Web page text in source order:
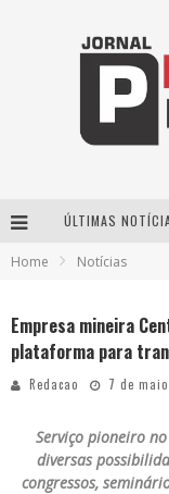
ÚLTIMAS
Home Notícias
Empresa mineira
plataforma para
Redacao 7 de
Serviço pioneiro
diversas
congressos,